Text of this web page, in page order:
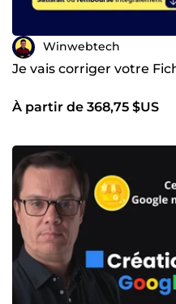
Winwebtech
Je vais corriger votre
À partir de 368,75 $US